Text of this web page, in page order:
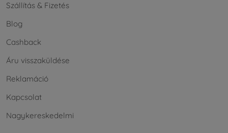
Szállítás & Fizetés
Blog
Cashback
Áru visszaküldése
Reklamáció
Kapcsolat
Nagykereskedelmi